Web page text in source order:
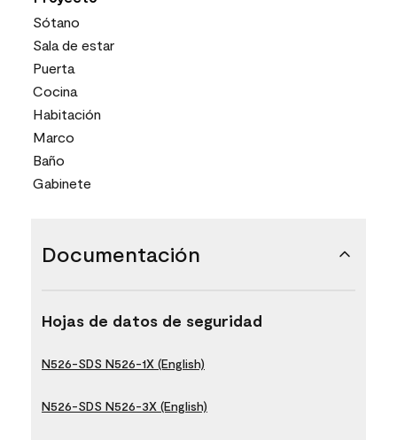
Sótano
Sala de estar
Puerta
Cocina
Habitación
Marco
Baño
Gabinete
Documentación
Hojas de datos de seguridad
N526-SDS N526-1X (English)
N526-SDS N526-3X (English)